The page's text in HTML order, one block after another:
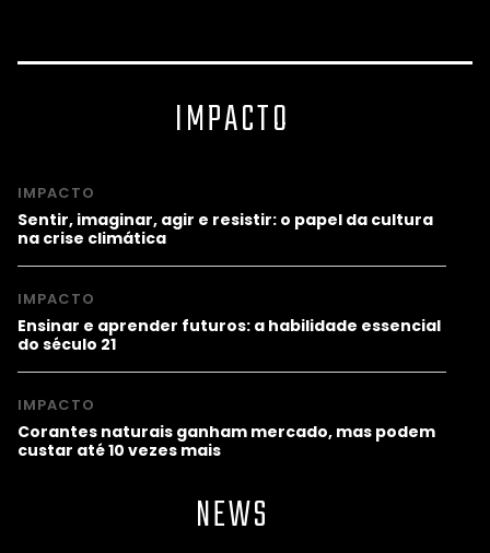
IMPACTO
IMPACTO
Sentir, imaginar, agir e resistir: o papel da cultura
na crise climática
IMPACTO
Ensinar e aprender futuros: a habilidade essencial
do século 21
IMPACTO
Corantes naturais ganham mercado, mas podem
custar até 10 vezes mais
NEWS